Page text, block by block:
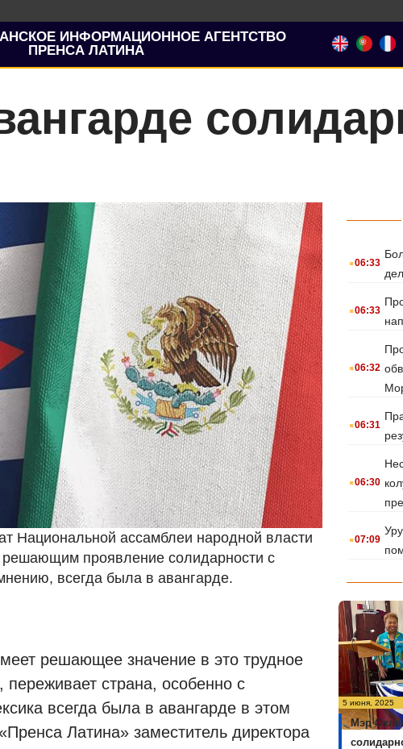
ИНФОРМАЦИОННОЕ АГЕНТСТВО
ПРЕНСА ЛАТИНА
Национальной ассамблеи народной власти
решающим проявление солидарности с
всегда была в авангарде.
решающее значение в это трудное
страна, особенно с
всегда была в авангарде в этом
Латина» заместитель директора
.06:33
.06:33
.06:32
.06:31
.06:30
.07:09
5 июня, 2025
Мэр